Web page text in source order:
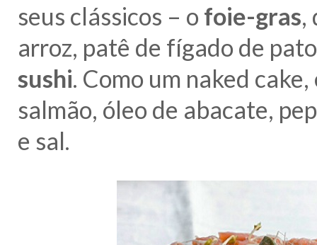
seus clássicos – o foie-gras,
arroz, patê de fígado de
sushi. Como um naked
salmão, óleo de abacate,
e sal.